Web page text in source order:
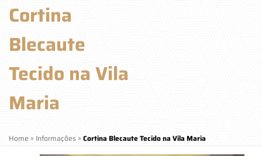
Cortina
Blecaute
Tecido na Vila
Maria
Home » Informações » Cortina Blecaute Tecido na Vila Maria